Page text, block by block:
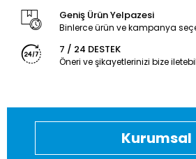
Geniş Ürün Yelpazesi
Binlerce ürün ve kampanya
7 / 24 DESTEK
Öneri ve şikayetlerinizi bize
Kurumsal